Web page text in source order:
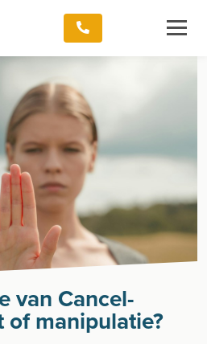
van Cancel-
of manipulatie?